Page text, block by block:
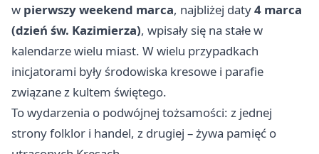
w pierwszy weekend marca, najbliżej daty4 marca
(dzień św. Kazimierza), wpisały się na stałe w
kalendarze wielu miast. W wielu przypadkach
inicjatorami były środowiska kresowe i parafie
związane z kultem świętego.
To wydarzenia o podwójnej tożsamości: z jednej
strony folklor i handel, z drugiej – żywa pamięć o